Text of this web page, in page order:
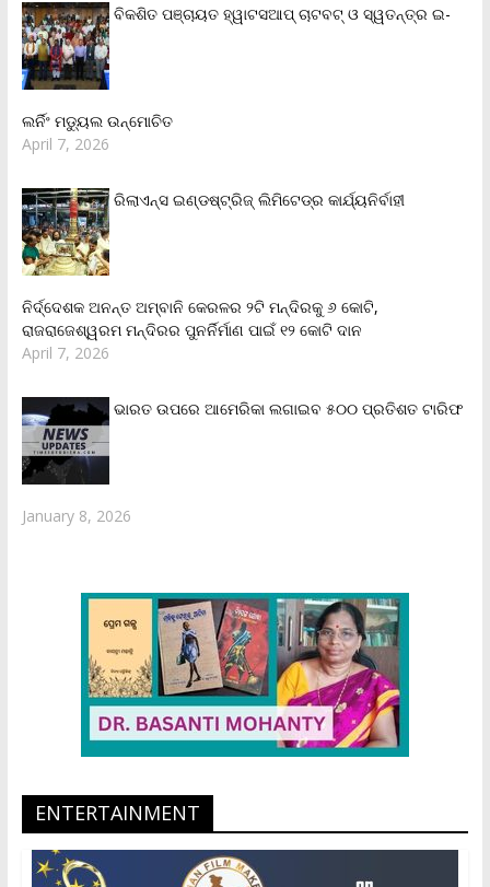
ବିକଶିତ ପଞ୍ଚାୟତ ହ୍ୱାଟସଆପ୍ ଚାଟବଟ୍ ଓ ସ୍ୱତନ୍ତ୍ର ଇ-
ଲର୍ନିଂ ମଡ୍ୟୁଲ ଉନ୍ମୋଚିତ
April 7, 2026
ରିଲାଏନ୍‌ସ ଇଣ୍ଡଷ୍ଟ୍ରିଜ୍ ଲିମିଟେଡ୍‌ର କାର୍ଯ୍ୟନିର୍ବାହୀ
ନିର୍ଦ୍ଦେଶକ ଅନନ୍ତ ଅମ୍ବାନି କେରଳର ୨ଟି ମନ୍ଦିରକୁ ୬ କୋଟି,
ରାଜରାଜେଶ୍ୱରମ ମନ୍ଦିରର ପୁନର୍ନିର୍ମାଣ ପାଇଁ ୧୨ କୋଟି ଦାନ
April 7, 2026
ଭାରତ ଉପରେ ଆମେରିକା ଲଗାଇବ ୫୦୦ ପ୍ରତିଶତ ଟାରିଫ
January 8, 2026
ENTERTAINMENT